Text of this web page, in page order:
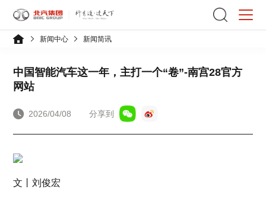
新闻中心 新闻简讯
中国智能汽车这一年，主打一个“卷”-南宫28官方
网站
2026/04/08 分享到
文丨刘俊宏